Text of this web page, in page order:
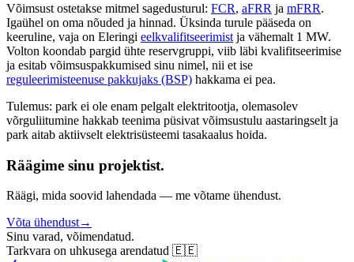
Võimsust ostetakse mitmel sagedusturul: FCR, aFRR ja mFRR.
Igaühel on oma nõuded ja hinnad. Üksinda turule pääseda on
keeruline, vaja on Eleringi eelkvalifitseerimist ja vähemalt 1 MW.
Volton koondab pargid ühte reservgruppi, viib läbi kvalifitseerimise
ja esitab võimsuspakkumised sinu nimel, nii et ise
reguleerimisteenuse pakkujaks (BSP) hakkama ei pea.
Tulemus: park ei ole enam pelgalt elektritootja, olemasolev
võrguliitumine hakkab teenima püsivat võimsustulu aastaringselt ja
park aitab aktiivselt elektrisüsteemi tasakaalus hoida.
Räägime sinu projektist.
Räägi, mida soovid lahendada — me võtame ühendust.
Võta ühendust→
Sinu varad, võimendatud.
Tarkvara on uhkusega arendatud 🇪🇪